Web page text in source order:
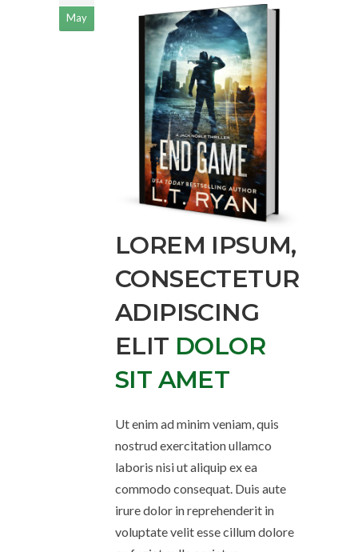
May
LOREM IPSUM,
CONSECTETUR
ADIPISCING
ELIT DOLOR
SIT AMET
Ut enim ad minim veniam, quis
nostrud exercitation ullamco
laboris nisi ut aliquip ex ea
commodo consequat. Duis aute
irure dolor in reprehenderit in
voluptate velit esse cillum dolore